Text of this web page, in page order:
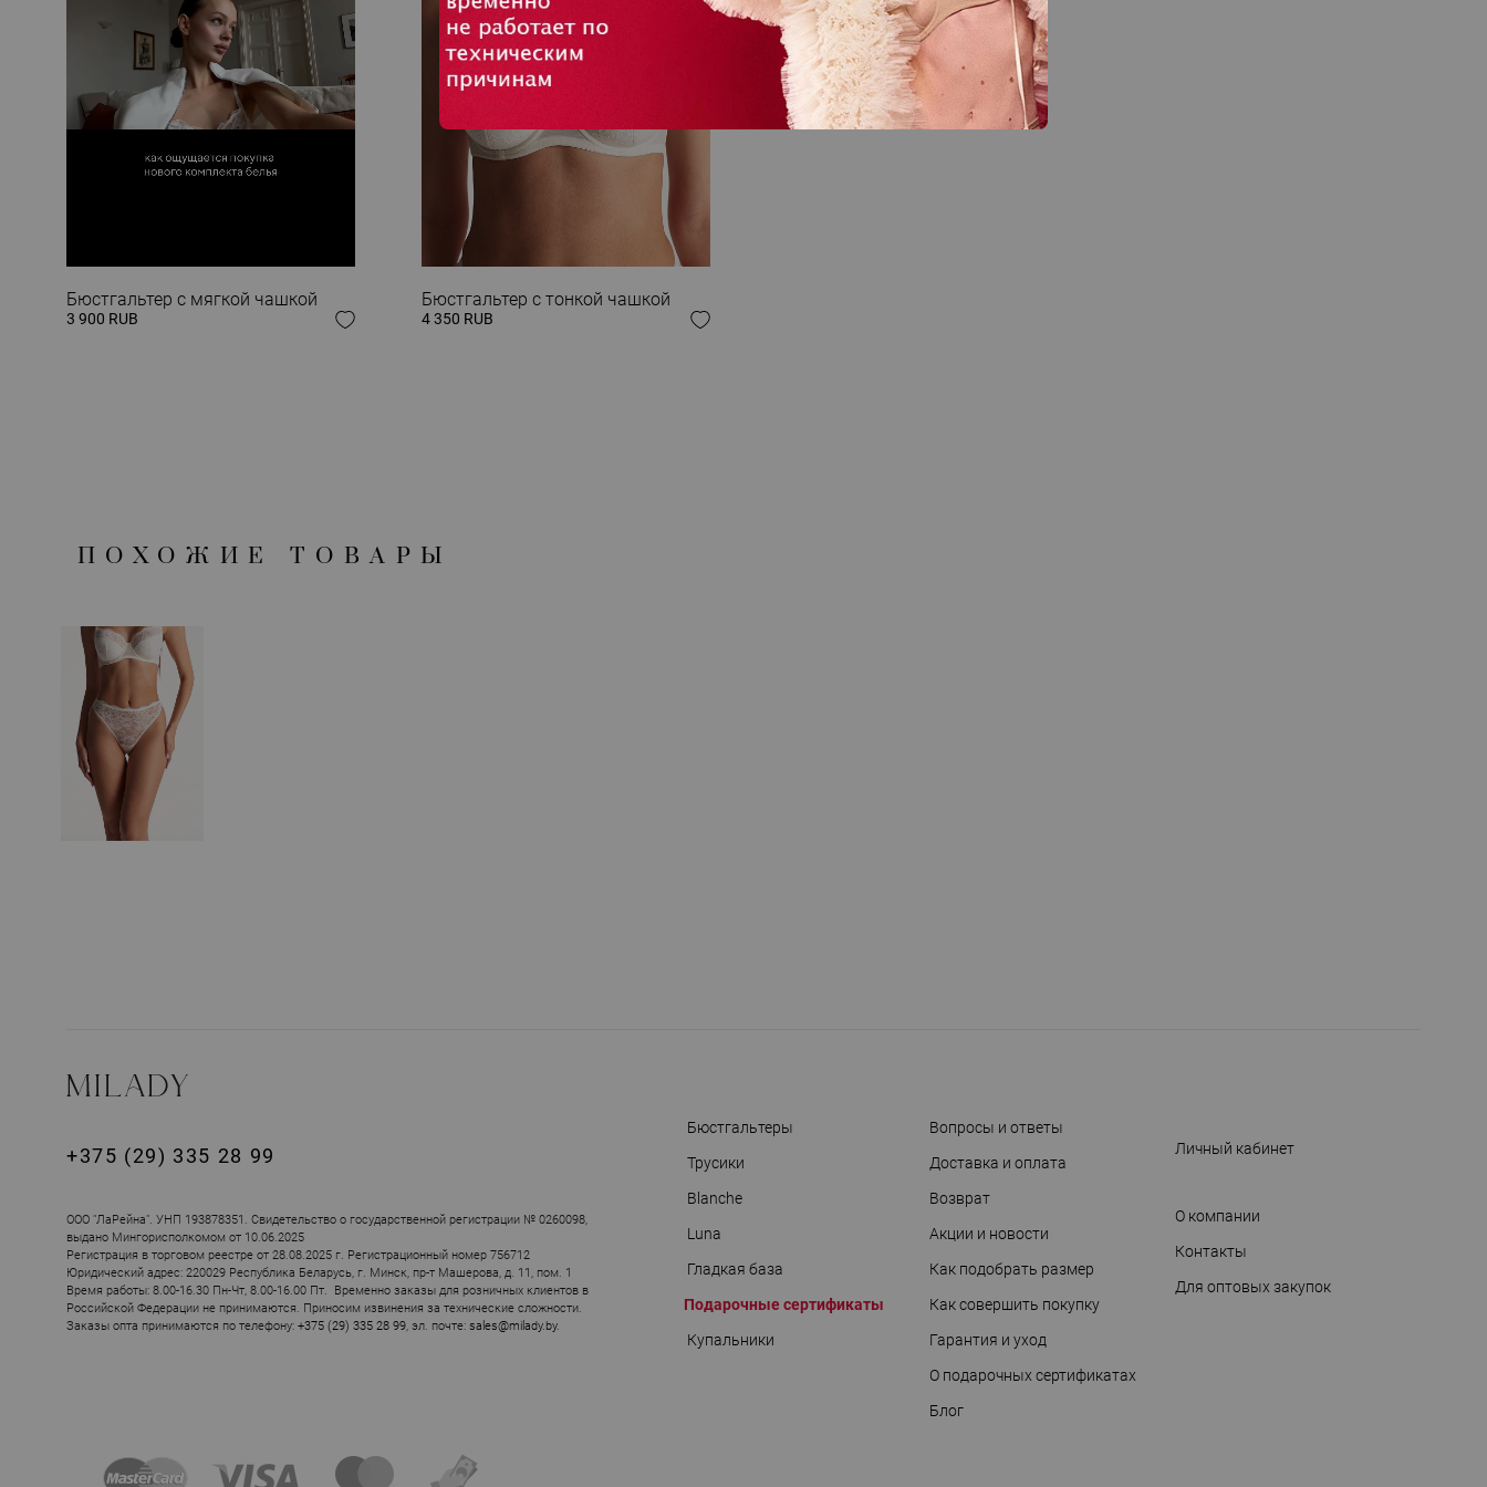
ЗАВЕРШИ СВОЙ ОБРАЗ
Бюстгальтер с мягкой чашкой
3 900 RUB
Бюстгальтер с тонкой чашкой
4 350 RUB
+375 (29) 335 28 99
ООО "ЛаРейна". УНП 193878351. Свидетельство о государственной регистрации № 0260098,
выдано Мингорисполкомом от 10.06.2025
Регистрация в торговом реестре от 28.08.2025 г. Регистрационный номер 756712
Юридический адрес: 220029 Республика Беларусь, г. Минск, пр-т Машерова, д. 11, пом. 1
Время работы: 8.00-16.30 Пн-Чт, 8.00-16.00 Пт. Временно заказы для розничных клиентов в
Российской Федерации не принимаются. Приносим извинения за технические сложности.
Заказы опта принимаются по телефону: +375 (29) 335 28 99 , эл. почте: sales@milady.by.
Бюстгальтеры
Трусики
Blanche
Luna
Гладкая база
Подарочные сертификаты
Купальники
Вопросы и ответы
Доставка и оплата
Возврат
Акции и новости
Как подобрать размер
Как совершить покупку
Гарантия и уход
О подарочных сертификатах
Блог
Личный кабинет
О компании
Контакты
Для оптовых закупок